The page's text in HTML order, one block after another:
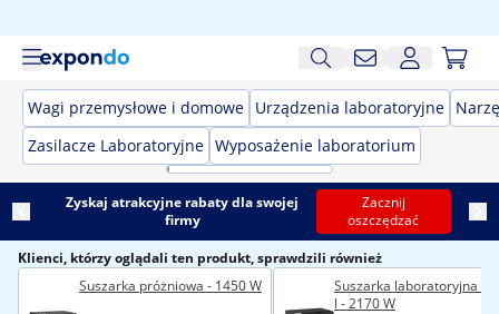
Wagi przemysłowe i domowe Urządzenia laboratoryjne
Zasilacze Laboratoryjne Wyposażenie laboratorium
Zyskaj atrakcyjne rabaty dla swojej
firmy
Zacznij
oszczędzać
Klienci, którzy oglądali ten produkt, sprawdzili również
Suszarka próżniowa - 1450 W
Suszarka laboratoryjna -
l - 2170 W